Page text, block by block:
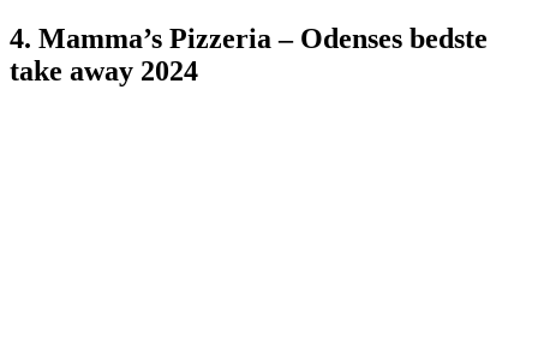
4. Mamma’s Pizzeria – Odenses bedste
take away 2024